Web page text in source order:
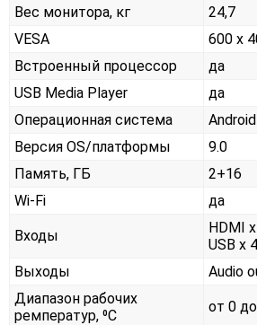
Вес монитора, кг
24,7
VESA
600 x
Встроенный процессор
да
USB Media Player
да
Операционная система
Android
Версия OS/платформы
9.0
Память, ГБ
2+16
Wi-Fi
да
Входы
HDMI
USB x 4
Выходы
Audio
Диапазон рабочих
ремператур, ⁰С
от 0